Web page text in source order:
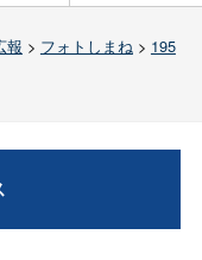
報 > フォトしまね> 195